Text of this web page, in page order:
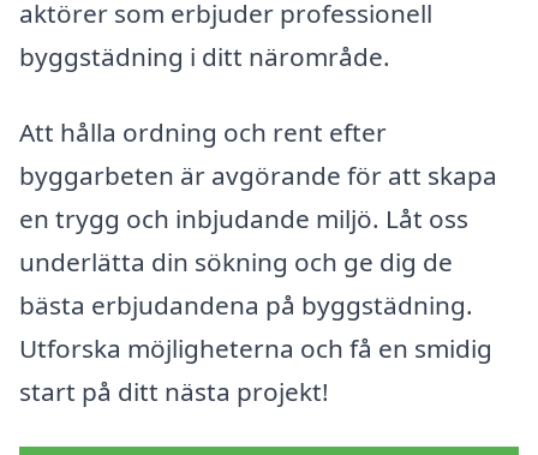
aktörer som erbjuder professionell
byggstädning i ditt närområde.
Att hålla ordning och rent efter
byggarbeten är avgörande för att skapa
en trygg och inbjudande miljö. Låt oss
underlätta din sökning och ge dig de
bästa erbjudandena på byggstädning.
Utforska möjligheterna och få en smidig
start på ditt nästa projekt!